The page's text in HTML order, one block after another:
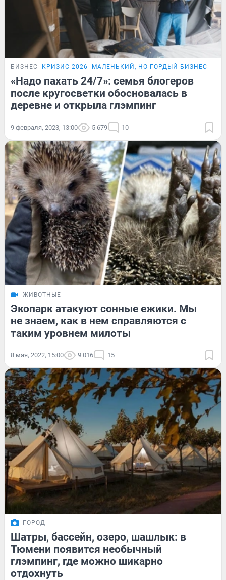
БИЗНЕС КРИЗИС-2026 МАЛЕНЬКИЙ, НО ГОРДЫЙ БИЗНЕС
«Надо пахать 24/7»: семья блогеров
после кругосветки обосновалась в
деревне и открыла глэмпинг
9 февраля, 2023, 13:00 5 679 10
ЖИВОТНЫЕ
Экопарк атакуют сонные ежики. Мы
не знаем, как в нем справляются с
таким уровнем милоты
8 мая, 2022, 15:00 9 016 15
ГОРОД
Шатры, бассейн, озеро, шашлык: в
Тюмени появится необычный
глэмпинг, где можно шикарно
отдохнуть